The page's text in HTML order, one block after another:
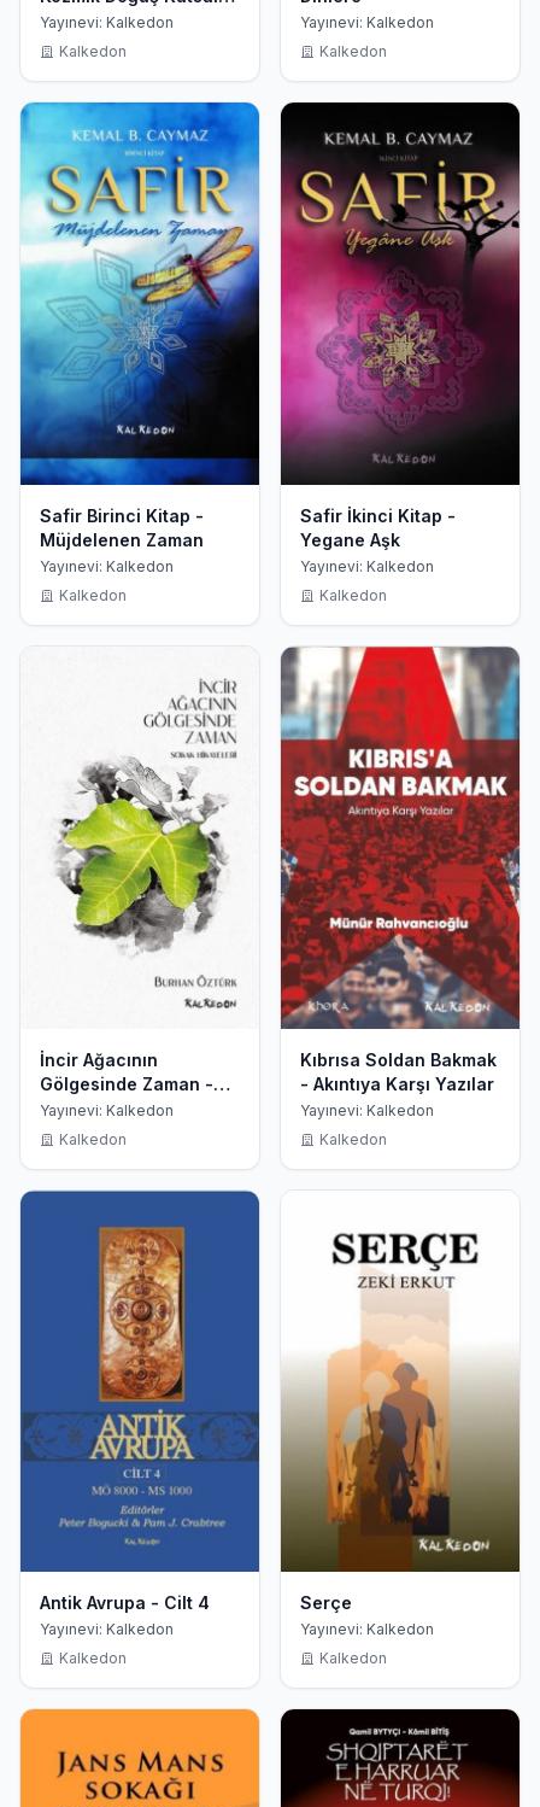
Evlilik ve Ölümden
Dirilişe
Yayınevi: Kalkedon
Kalkedon
Yayınevi: Kalkedon
Kalkedon
Safir Birinci Kitap -
Müjdelenen Zaman
Yayınevi: Kalkedon
Kalkedon
Safir İkinci Kitap -
Yegane Aşk
Yayınevi: Kalkedon
Kalkedon
İncir Ağacının
Gölgesinde Zaman -
Sokak Hikayeleri
Yayınevi: Kalkedon
Kalkedon
Kıbrısa Soldan Bakmak
- Akıntıya Karşı Yazılar
Yayınevi: Kalkedon
Kalkedon
Antik Avrupa - Cilt 4
Yayınevi: Kalkedon
Kalkedon
Serçe
Yayınevi: Kalkedon
Kalkedon